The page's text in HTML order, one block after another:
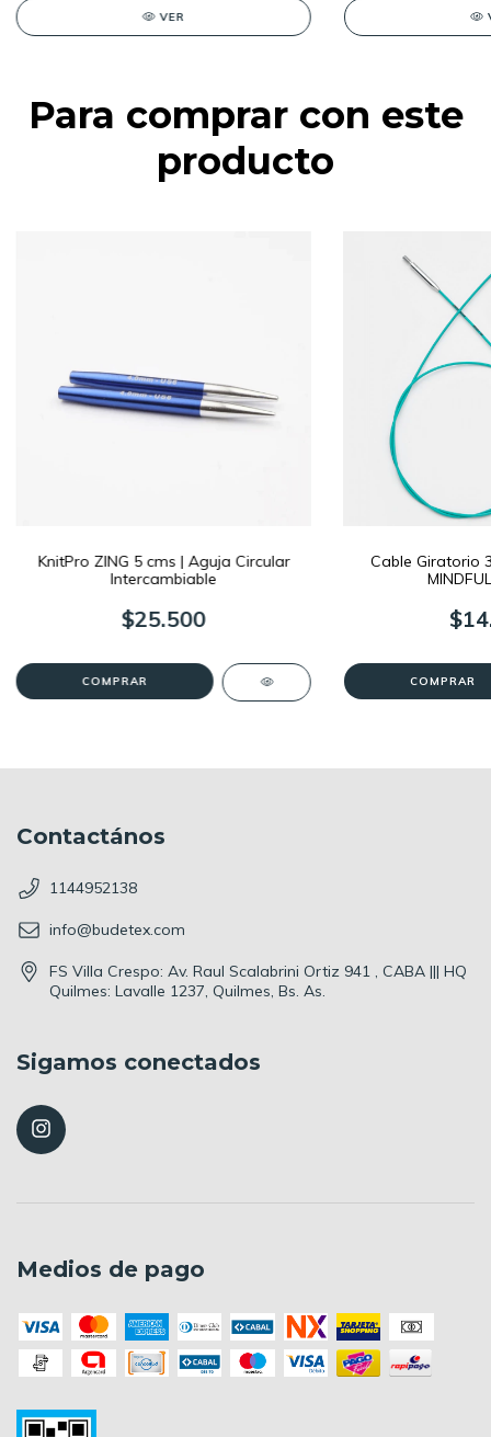
VER
Para comprar con este
producto
KnitPro ZING 5 cms | Aguja Circular
Intercambiable
$25.500
COMPRAR
Cable Giratorio
COMPRAR
Contactános
1144952138
info@budetex.com
FS Villa Crespo: Av. Raul Scalabrini Ortiz 941 , CABA ||| HQ
Quilmes: Lavalle 1237, Quilmes, Bs. As.
Sigamos conectados
Medios de pago